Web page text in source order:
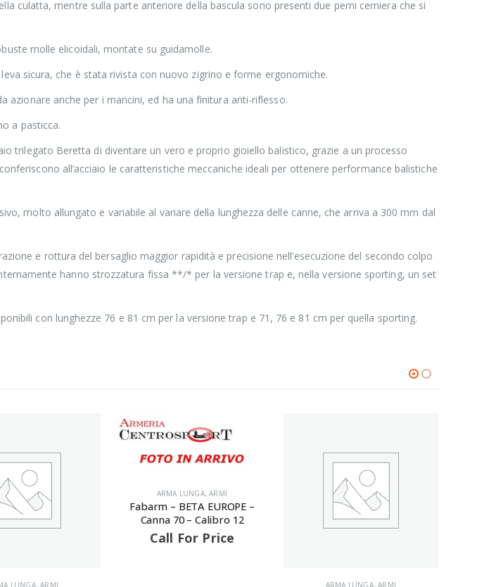
culatta, mentre sulla parte anteriore della bascula sono presenti due perni cerniera che si
molle elicoidali, montate su guidamolle.
sicura, che è stata rivista con nuovo zigrino e forme ergonomiche.
azionare anche per i mancini, ed ha una finitura anti-riflesso.
a pasticca.
trilegato Beretta di diventare un vero e proprio gioiello balistico, grazie a un processo
all’acciaio le caratteristiche meccaniche ideali per ottenere performance balistiche
molto allungato e variabile al variare della lunghezza delle canne, che arriva a 300 mm dal
e rottura del bersaglio maggior rapidità e precisione nell’esecuzione del secondo colpo
hanno strozzatura fissa **/* per la versione trap e, nella versione sporting, un set
con lunghezze 76 e 81 cm per la versione trap e 71, 76 e 81 cm per quella sporting.
LUNGA,ARMI
BETA EUROPE –
70 – Calibro 12
ARMA LUNGA,ARMI